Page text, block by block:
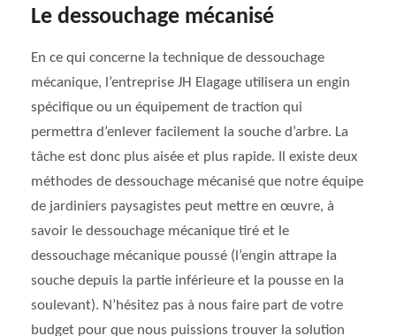
Le dessouchage mécanisé
En ce qui concerne la technique de dessouchage
mécanique, l’entreprise JH Elagage utilisera un engin
spécifique ou un équipement de traction qui
permettra d’enlever facilement la souche d’arbre. La
tâche est donc plus aisée et plus rapide. Il existe deux
méthodes de dessouchage mécanisé que notre équipe
de jardiniers paysagistes peut mettre en œuvre, à
savoir le dessouchage mécanique tiré et le
dessouchage mécanique poussé (l’engin attrape la
souche depuis la partie inférieure et la pousse en la
soulevant). N’hésitez pas à nous faire part de votre
budget pour que nous puissions trouver la solution